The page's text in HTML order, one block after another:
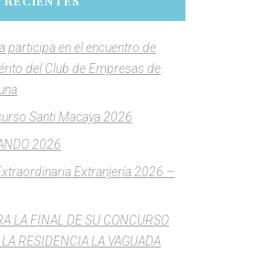
participa en el encuentro de
del Club de Empresas de
Santi Macaya 2026
2026
Extranjería 2026 –
LA FINAL DE SU CONCURSO
RESIDENCIA LA VAGUADA